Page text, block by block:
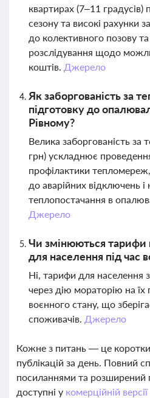
квартирах (7–11 градусів)
сезону та високі рахунки
до колективного позову
розслідування щодо
коштів. Джерело
Як заборгованість за
підготовку до
Рівному?
Велика заборгованість
грн) ускладнює
профілактики
до аварійних відключень і
теплопостачання в
Джерело
Чи змінюються тарифи
для населення під час
Ні, тарифи для населення
через дію мораторію на їх
воєнного стану, що
споживачів. Джерело
Кожне з питань — це
публікацій за день. Повний
посиланнями та розширений
доступні у комерційній